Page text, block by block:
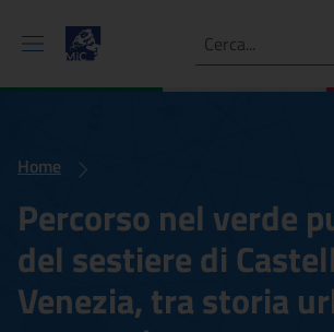
Ricerca
Home
Percorso nel verde
del sestiere di
Venezia, tra storia